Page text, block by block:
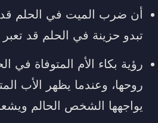
أن ضرب الميت في الحلم قد
تبدو حزينة في الحلم قد
رؤية بكاء الأم المتوفاة في
روحها، وعندما يظهر الأب
يواجهها الشخص الحالم